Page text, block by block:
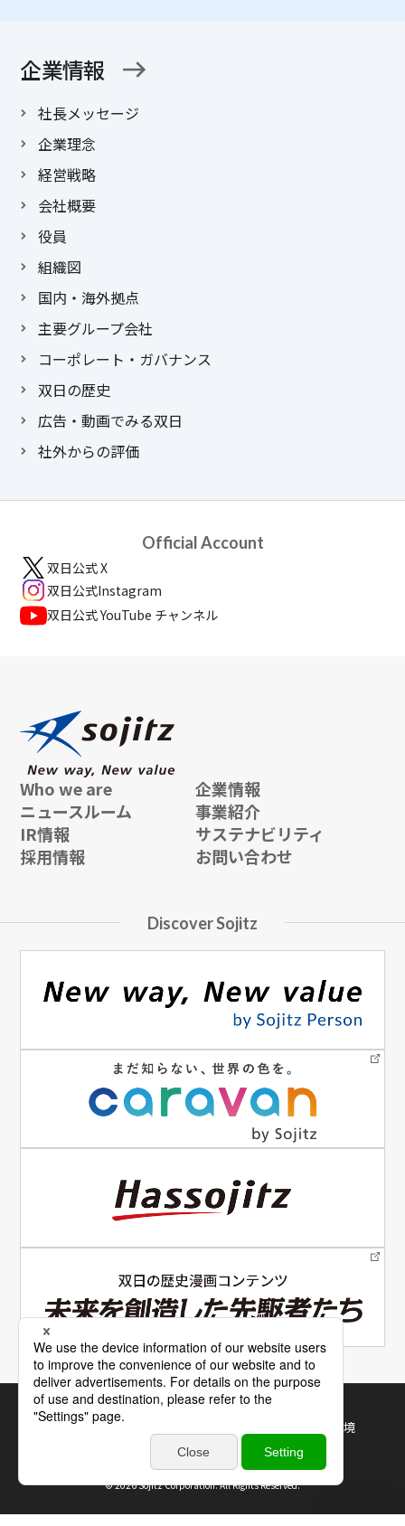
企業情報
社長メッセージ
企業理念
経営戦略
会社概要
役員
組織図
国内・海外拠点
主要グループ会社
コーポレート・ガバナンス
双日の歴史
広告・動画でみる双日
社外からの評価
Official Account
双日公式 X
双日公式Instagram
双日公式 YouTube チャンネル
Who we are
企業情報
ニュースルーム
事業紹介
IR情報
サステナビリティ
採用情報
お問い合わせ
Discover Sojitz
電子公告サイトマップ
利用規約・推奨環境
個人情報保護について
©2026 Sojitz Corporation. All Rights Reserved.